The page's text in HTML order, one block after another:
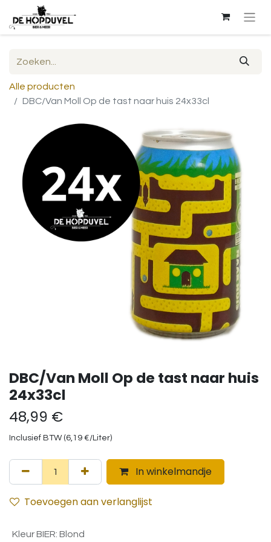
Alle producten
DBC/Van Moll Op de tast naar huis 24x33cl
DBC/Van Moll Op de tast naar huis
24x33cl
48,99 €
Inclusief BTW (6,19 €/Liter)
In winkelmandje
Toevoegen aan verlanglijst
Kleur BIER: Blond